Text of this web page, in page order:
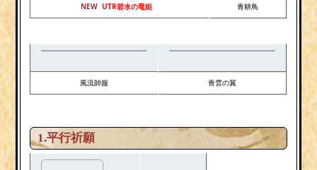
NEW UTR碧水の竜姫 青耕鳥
風流帥服 青雲の翼
1.平行祈願